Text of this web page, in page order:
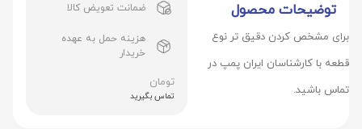
توضیحات محصول
برای مشخص کردن دقیق تر نوع
قطعه با کارشناسان ایران پمپ در
تماس باشید.
ضمانت تعویض کالا
هزینه حمل به عهده
خریدار
تومان
تماس بگیرید